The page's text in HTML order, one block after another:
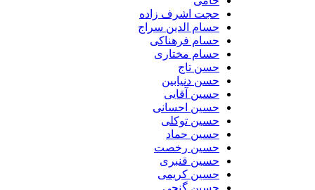
حجت اشرف زاده
حسام الدین سراج
حسام فرهناکی
حسام مختاری
حسن تاج
حسن دنیابین
حسین آقایی
حسین احسانی
حسین توکلی
حسین حماد
حسین رخصت
حسین قنبری
حسین کریمی
حسین گنجی